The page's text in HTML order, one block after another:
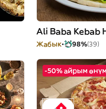
Ali Baba Kebab
Жабык 98%(39)
-50% айрым